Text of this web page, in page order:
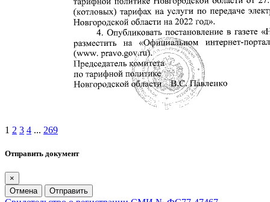
1 2 3 4 ... 269
Отправить документ
×
Отмена
Отправить